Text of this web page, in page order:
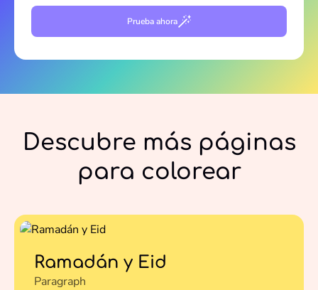
Prueba ahora
Descubre más páginas
para colorear
Ramadán y Eid
Paragraph